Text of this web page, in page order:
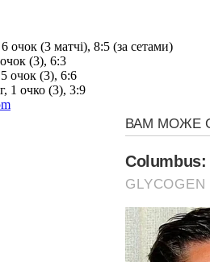
очок (3 матчі), 8:5 (за сетами)
(3), 6:3
очок (3), 6:6
1 очко (3), 3:9